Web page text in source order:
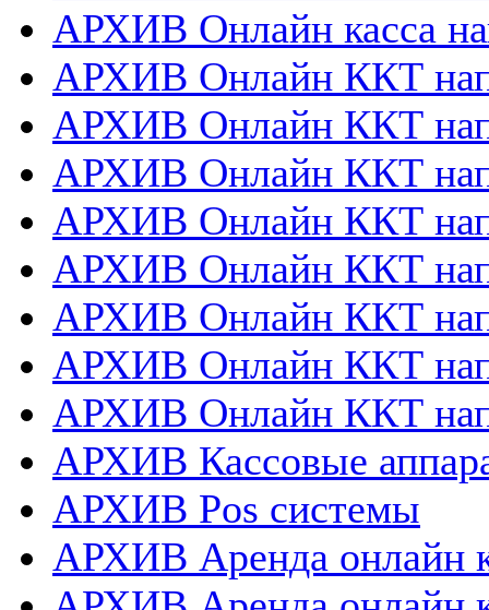
АРХИВ Онлайн касса
АРХИВ Онлайн ККТ
АРХИВ Онлайн ККТ
АРХИВ Онлайн ККТ
АРХИВ Онлайн ККТ
АРХИВ Онлайн ККТ
АРХИВ Онлайн ККТ
АРХИВ Онлайн ККТ
АРХИВ Онлайн ККТ
АРХИВ Кассовые
АРХИВ Pos системы
АРХИВ Аренда онлайн